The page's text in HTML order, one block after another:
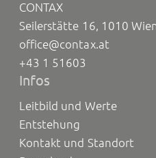
CONTAX
Seilerstätte 16, 1010
office@contax.at
+43 1 51603
Infos
Leitbild und Werte
Entstehung
Kontakt und Standort